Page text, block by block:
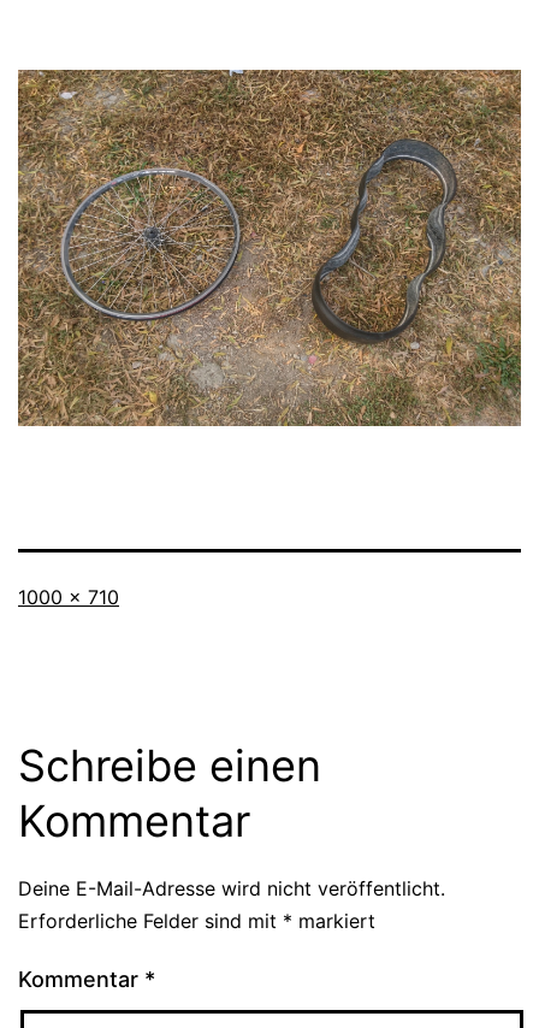
Originalgröße
1000 × 710
Schreibe einen
Kommentar
Deine E-Mail-Adresse wird nicht veröffentlicht.
Erforderliche Felder sind mit * markiert
Kommentar *